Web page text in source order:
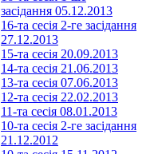
засідання 05.12.2013
16-та сесія 2-ге засідання
27.12.2013
15-та сесія 20.09.2013
14-та сесія 21.06.2013
13-та сесія 07.06.2013
12-та сесія 22.02.2013
11-та сесія 08.01.2013
10-та сесія 2-ге засідання
21.12.2012